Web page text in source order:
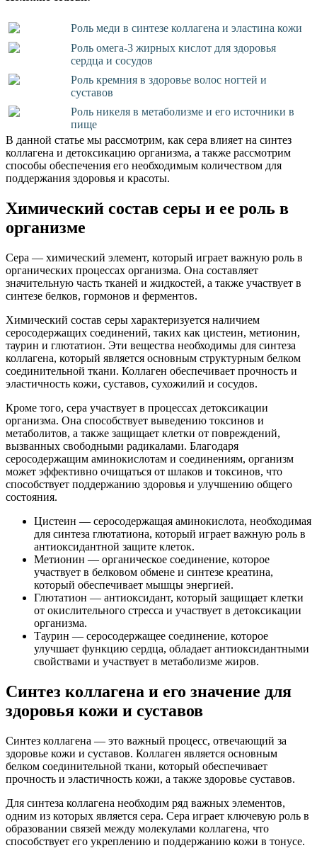
Роль меди в синтезе коллагена и эластина кожи
Роль омега-3 жирных кислот для здоровья
сердца и сосудов
Роль кремния в здоровье волос ногтей и
суставов
Роль никеля в метаболизме и его источники в
пище
В данной статье мы рассмотрим, как сера влияет на синтез
коллагена и детоксикацию организма, а также рассмотрим
способы обеспечения его необходимым количеством для
поддержания здоровья и красоты.
Химический состав серы и ее роль в
организме
Сера — химический элемент, который играет важную роль в
органических процессах организма. Она составляет
значительную часть тканей и жидкостей, а также участвует в
синтезе белков, гормонов и ферментов.
Химический состав серы характеризуется наличием
серосодержащих соединений, таких как цистеин, метионин,
таурин и глютатион. Эти вещества необходимы для синтеза
коллагена, который является основным структурным белком
соединительной ткани. Коллаген обеспечивает прочность и
эластичность кожи, суставов, сухожилий и сосудов.
Кроме того, сера участвует в процессах детоксикации
организма. Она способствует выведению токсинов и
метаболитов, а также защищает клетки от повреждений,
вызванных свободными радикалами. Благодаря
серосодержащим аминокислотам и соединениям, организм
может эффективно очищаться от шлаков и токсинов, что
способствует поддержанию здоровья и улучшению общего
состояния.
Цистеин — серосодержащая аминокислота, необходимая
для синтеза глютатиона, который играет важную роль в
антиоксидантной защите клеток.
Метионин — органическое соединение, которое
участвует в белковом обмене и синтезе креатина,
который обеспечивает мышцы энергией.
Глютатион — антиоксидант, который защищает клетки
от окислительного стресса и участвует в детоксикации
организма.
Таурин — серосодержащее соединение, которое
улучшает функцию сердца, обладает антиоксидантными
свойствами и участвует в метаболизме жиров.
Синтез коллагена и его значение для
здоровья кожи и суставов
Синтез коллагена — это важный процесс, отвечающий за
здоровье кожи и суставов. Коллаген является основным
белком соединительной ткани, который обеспечивает
прочность и эластичность кожи, а также здоровье суставов.
Для синтеза коллагена необходим ряд важных элементов,
одним из которых является сера. Сера играет ключевую роль в
образовании связей между молекулами коллагена, что
способствует его укреплению и поддержанию кожи в тонусе.